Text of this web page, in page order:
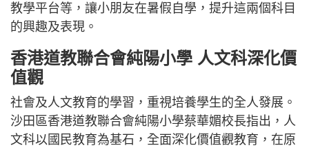
教學平台等，讓小朋友在暑假自學，提升這兩個科目
的興趣及表現。
香港道教聯合會純陽小學 人文科深化價
值觀
社會及人文教育的學習，重視培養學生的全人發展。
沙田區香港道教聯合會純陽小學蔡華媚校長指出，人
文科以國民教育為基石，全面深化價值觀教育，在原